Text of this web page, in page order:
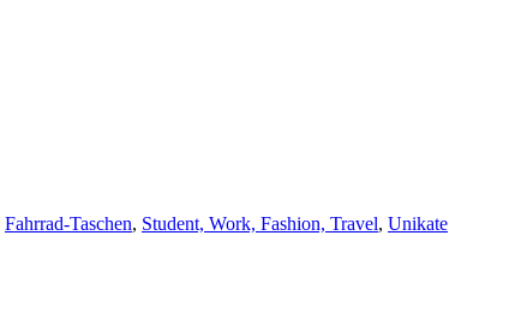
Fahrrad-Taschen, Student, Work, Fashion, Travel, Unikate